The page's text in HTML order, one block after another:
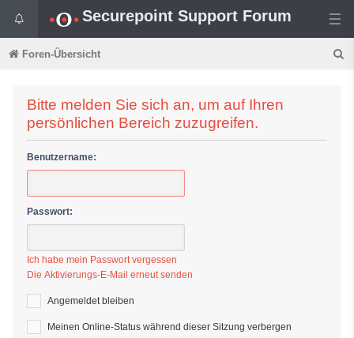
Securepoint Support Forum
Foren-Übersicht
Bitte melden Sie sich an, um auf Ihren
persönlichen Bereich zuzugreifen.
Benutzername:
Passwort:
Ich habe mein Passwort vergessen
Die Aktivierungs-E-Mail erneut senden
Angemeldet bleiben
Meinen Online-Status während dieser Sitzung verbergen